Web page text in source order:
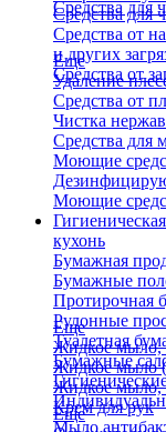
Средства для
Средства для
Средства от
и других
Средства от
Еще
Удаление
Средства от
Чистка
Средства для
Моющие
Моющие
кухонь
Бумажная
Бумажные
Протирочная
Рулонные
Туалетная
Бумажные
Еще
Жидкое мыло,
Жидкое мыло
Жидкое мыло,
Крем для рук
Мыло
Еще